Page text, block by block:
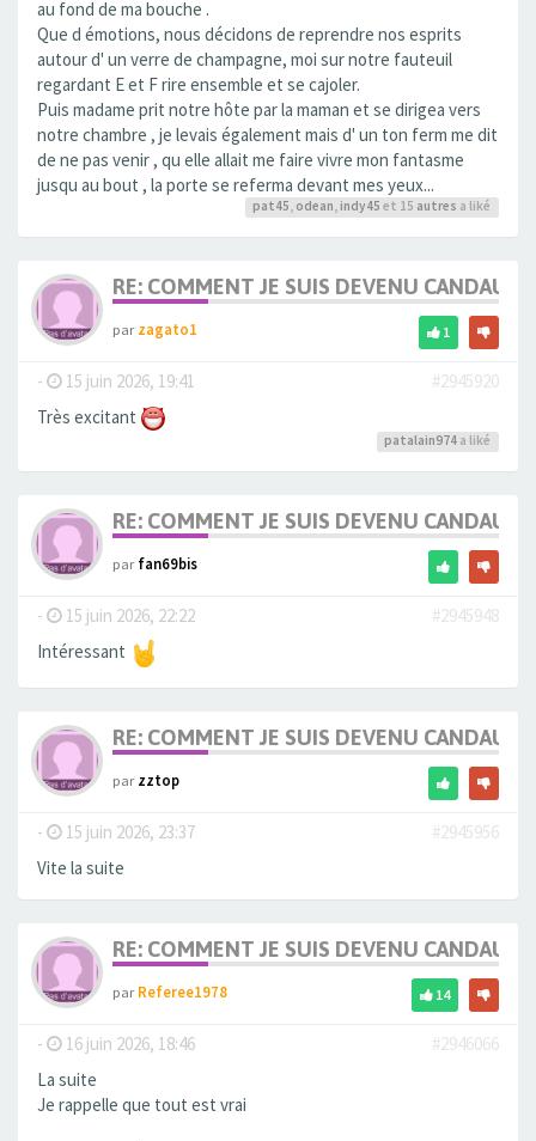
au fond de ma bouche .
Que d émotions, nous décidons de reprendre nos esprits
autour d' un verre de champagne, moi sur notre fauteuil
regardant E et F rire ensemble et se cajoler.
Puis madame prit notre hôte par la maman et se dirigea vers
notre chambre , je levais également mais d' un ton ferm me dit
de ne pas venir , qu elle allait me faire vivre mon fantasme
jusqu au bout , la porte se referma devant mes yeux...
pat45, odean, indy45 et 15 autres a liké
RE: COMMENT JE SUIS DEVENU
parzagato1 1
- 15 juin 2026, 19:41
#2945920
Très excitant
patalain974 a liké
RE: COMMENT JE SUIS DEVENU
parfan69bis
- 15 juin 2026, 22:22
#2945948
Intéressant
RE: COMMENT JE SUIS DEVENU
parzztop
- 15 juin 2026, 23:37
#2945956
Vite la suite
RE: COMMENT JE SUIS DEVENU
parReferee1978 14
- 16 juin 2026, 18:46
#2946066
La suite
Je rappelle que tout est vrai